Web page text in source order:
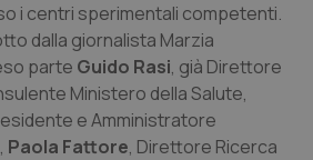
i centri sperimentali competenti.
dalla giornalista Marzia
parte Guido Rasi, già Direttore
Ministero della Salute,
e Amministratore
Paola Fattore, Direttore Ricerca